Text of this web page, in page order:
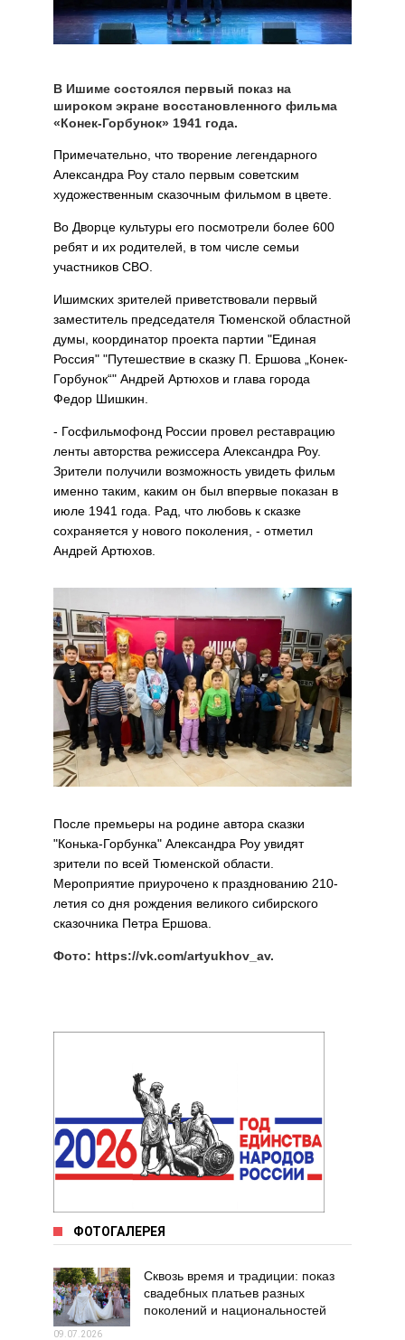
В Ишиме состоялся первый показ на
широком экране восстановленного фильма
«Конек-Горбунок» 1941 года.
Примечательно, что творение легендарного
Александра Роу стало первым советским
художественным сказочным фильмом в цвете.
Во Дворце культуры его посмотрели более 600
ребят и их родителей, в том числе семьи
участников СВО.
Ишимских зрителей приветствовали первый
заместитель председателя Тюменской областной
думы, координатор проекта партии "Единая
Россия" "Путешествие в сказку П. Ершова „Конек-
Горбунок“" Андрей Артюхов и глава города
Федор Шишкин.
- Госфильмофонд России провел реставрацию
ленты авторства режиссера Александра Роу.
Зрители получили возможность увидеть фильм
именно таким, каким он был впервые показан в
июле 1941 года. Рад, что любовь к сказке
сохраняется у нового поколения, - отметил
Андрей Артюхов.
После премьеры на родине автора сказки
"Конька-Горбунка" Александра Роу увидят
зрители по всей Тюменской области.
Мероприятие приурочено к празднованию 210-
летия со дня рождения великого сибирского
сказочника Петра Ершова.
Фото: https://vk.com/artyukhov_av.
ФОТОГАЛЕРЕЯ
Сквозь время и традиции: показ
свадебных платьев разных
поколений и национальностей
09.07.2026